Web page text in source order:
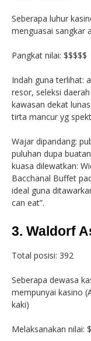
Seberapa luhur
menguasai sangkar
Pangkat nilai: $$$$$
Indah guna terlihat:
resor, seleksi
kawasan dekat
tirta mancur yg
Wajar dipandang:
puluhan dupa
kuasa dilewatkan:
Bacchanal Buffet
ideal guna
can eat”.
3. Waldorf
Total posisi: 392
Seberapa dewasa
mempunyai kasino
kaki)
Melaksanakan nilai: